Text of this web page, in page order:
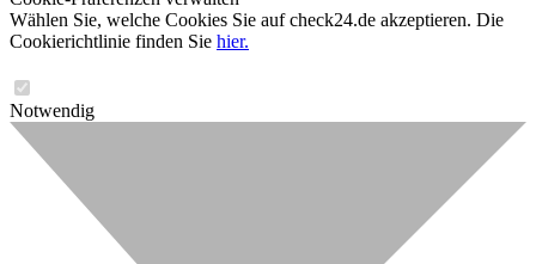
Wählen Sie, welche Cookies Sie auf check24.de akzeptieren. Die
Cookierichtlinie finden Sie hier.
Notwendig